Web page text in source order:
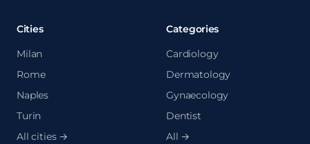
Cities
Milan
Rome
Naples
Turin
All cities →
Categories
Cardiology
Dermatology
Gynaecology
Dentist
All →